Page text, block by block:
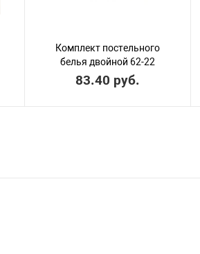
Комплект постельного
белья двойной 62-22
83.40 руб.